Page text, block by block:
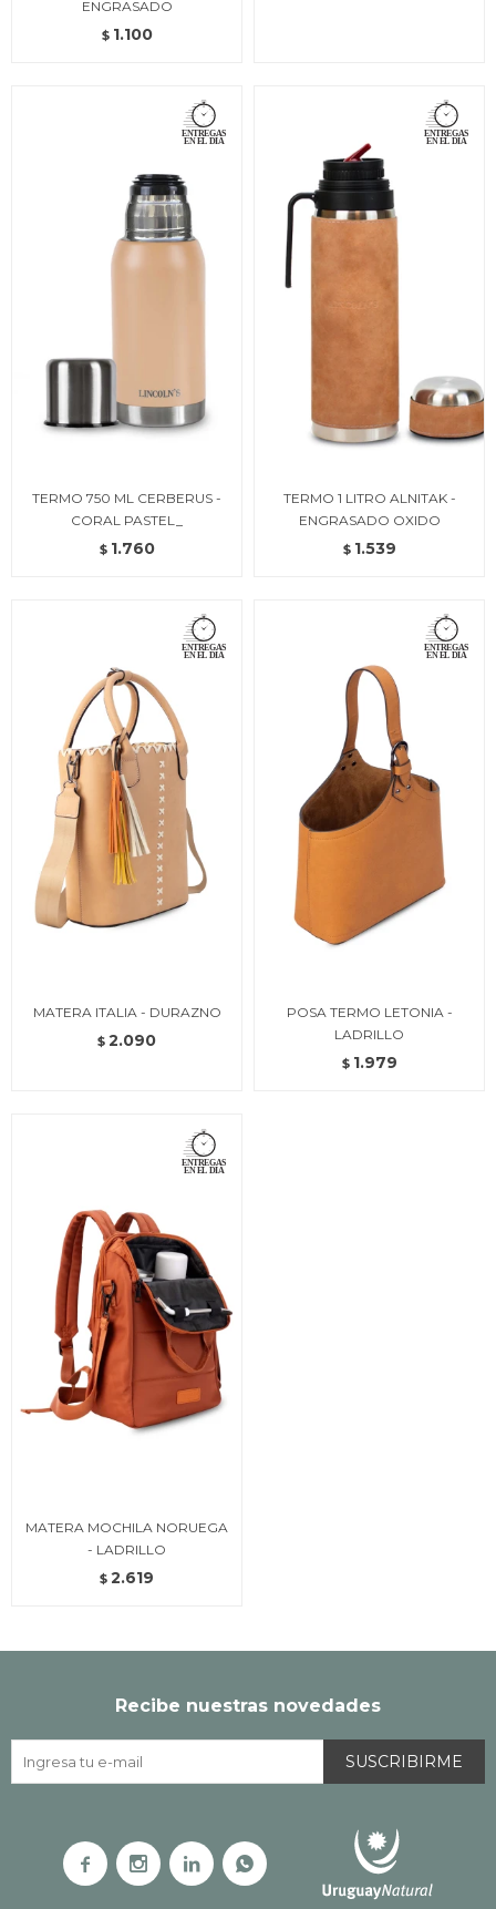
ENGRASADO
$ 1.100
TERMO 750 ML CERBERUS -
CORAL PASTEL_
$ 1.760
TERMO 1 LITRO ALNITAK -
ENGRASADO OXIDO
$ 1.539
MATERA ITALIA - DURAZNO
$ 2.090
POSA TERMO LETONIA -
LADRILLO
$ 1.979
MATERA MOCHILA NORUEGA
- LADRILLO
$ 2.619
Recibe nuestras novedades
SUSCRIBIRME
   